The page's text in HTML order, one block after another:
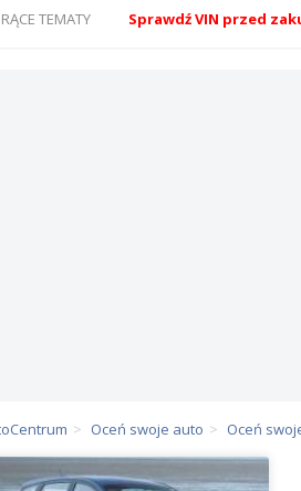
TEMATY Sprawdź VIN przed
Oceń swoje auto Oceń